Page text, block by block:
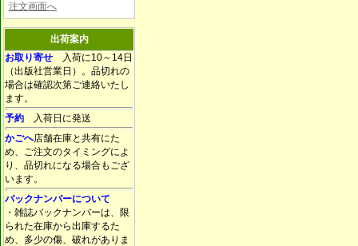
注文画面へ
出荷案内
お取り寄せ 入荷に10～14日
（出版社営業日）。品切れの
場合は確認次第ご連絡いたし
ます。
予約 入荷日に発送
かごへ店舗在庫と共有にた
め、ご注文のタイミングによ
り、品切れになる場合もござ
います。
バックナンバーについて
・雑誌バックナンバーは、限
られた在庫から出庫するた
め、多少の傷、破れがありま